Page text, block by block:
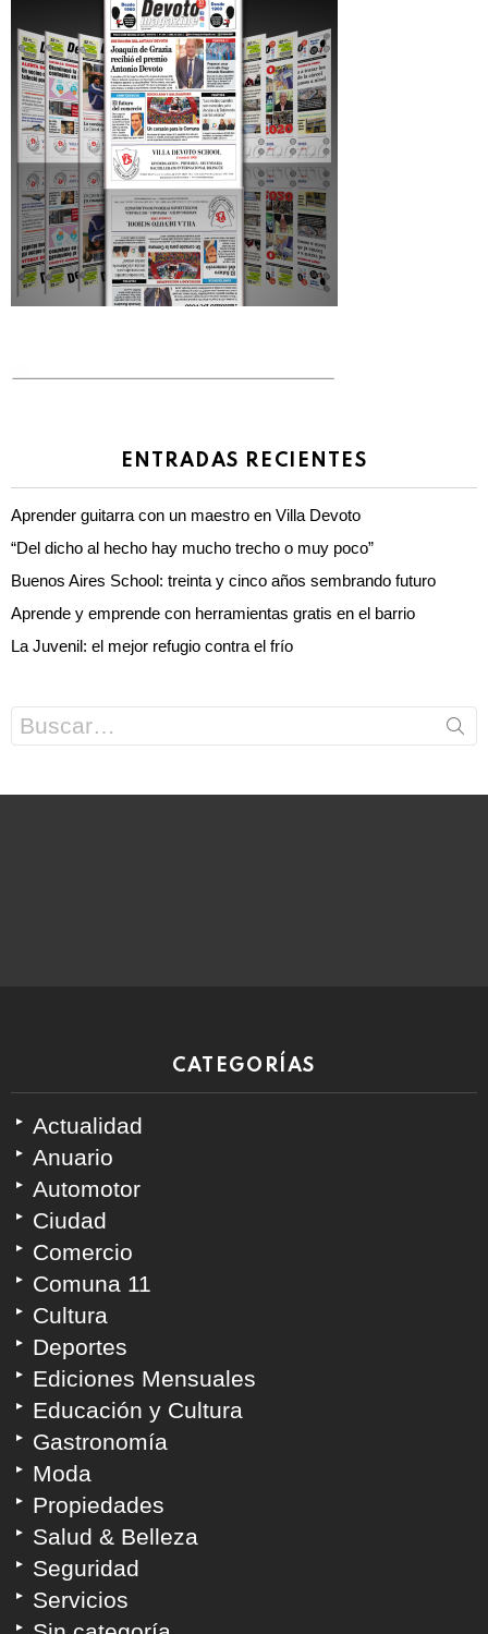
ENTRADAS RECIENTES
Aprender guitarra con un maestro en Villa Devoto
“Del dicho al hecho hay mucho trecho o muy poco”
Buenos Aires School: treinta y cinco años sembrando futuro
Aprende y emprende con herramientas gratis en el barrio
La Juvenil: el mejor refugio contra el frío
for:
CATEGORÍAS
Actualidad
Anuario
Automotor
Ciudad
Comercio
Comuna 11
Cultura
Deportes
Ediciones Mensuales
Educación y Cultura
Gastronomía
Moda
Propiedades
Salud & Belleza
Seguridad
Servicios